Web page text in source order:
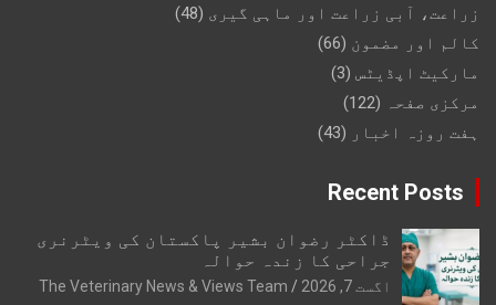
زراعت، آبی زراعت اور ماہی گیری (48)
کالم اور مضمون (66)
مارکیٹ اپڈیٹس (3)
مرکزی صفحہ (122)
ہفت روزہ اخبار (43)
Recent Posts
ڈاکٹر رضوان بشیر پاکستان کی ویٹرنری
جراحی کا زندہ حوالہ
اگست 7, 2026 The Veterinary News & Views Team